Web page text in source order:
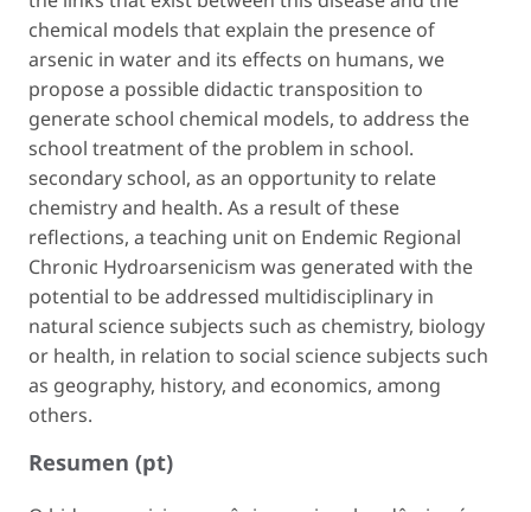
chemical models that explain the presence of
arsenic in water and its effects on humans, we
propose a possible didactic transposition to
generate school chemical models, to address the
school treatment of the problem in school.
secondary school, as an opportunity to relate
chemistry and health. As a result of these
reflections, a teaching unit on Endemic Regional
Chronic Hydroarsenicism was generated with the
potential to be addressed multidisciplinary in
natural science subjects such as chemistry, biology
or health, in relation to social science subjects such
as geography, history, and economics, among
others.
Resumen (pt)